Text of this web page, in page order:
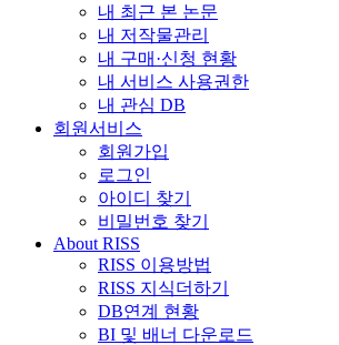
내 최근 본 논문
내 저작물관리
내 구매·신청 현황
내 서비스 사용권한
내 관심 DB
회원서비스
회원가입
로그인
아이디 찾기
비밀번호 찾기
About RISS
RISS 이용방법
RISS 지식더하기
DB연계 현황
BI 및 배너 다운로드